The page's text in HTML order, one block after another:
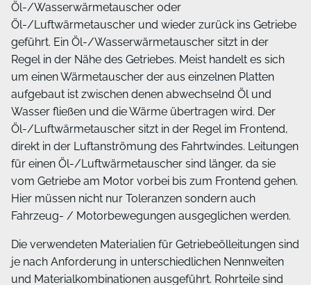
Öl-/Wasserwärmetauscher oder
Öl-/Luftwärmetauscher und wieder zurück ins Getriebe
geführt. Ein Öl-/Wasserwärmetauscher sitzt in der
Regel in der Nähe des Getriebes. Meist handelt es sich
um einen Wärmetauscher der aus einzelnen Platten
aufgebaut ist zwischen denen abwechselnd Öl und
Wasser fließen und die Wärme übertragen wird. Der
Öl-/Luftwärmetauscher sitzt in der Regel im Frontend,
direkt in der Luftanströmung des Fahrtwindes. Leitungen
für einen Öl-/Luftwärmetauscher sind länger, da sie
vom Getriebe am Motor vorbei bis zum Frontend gehen.
Hier müssen nicht nur Toleranzen sondern auch
Fahrzeug- / Motorbewegungen ausgeglichen werden.
Die verwendeten Materialien für Getriebeölleitungen sind
je nach Anforderung in unterschiedlichen Nennweiten
und Materialkombinationen ausgeführt. Rohrteile sind